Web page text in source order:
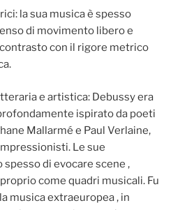
la sua musica è spesso
di movimento libero e
con il rigore metrico
e artistica: Debussy era
ispirato da poeti
Mallarmé e Paul Verlaine,
Le sue
di evocare scene ,
come quadri musicali. Fu
musica extraeuropea , in